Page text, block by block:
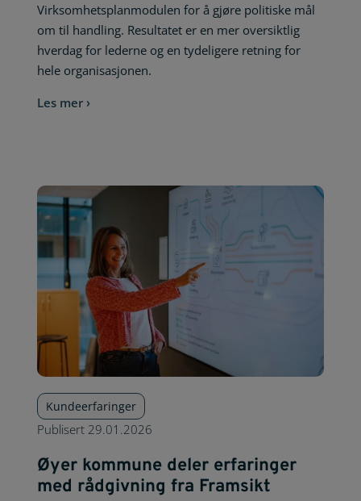
Virksomhetsplanmodulen for å gjøre politiske mål
om til handling. Resultatet er en mer oversiktlig
hverdag for lederne og en tydeligere retning for
hele organisasjonen.
Les mer ›
Kundeerfaringer
Publisert 29.01.2026
Øyer kommune deler erfaringer
med rådgivning fra Framsikt